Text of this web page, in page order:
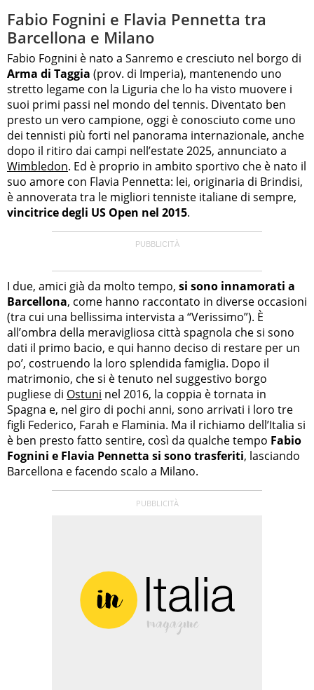
Fabio Fognini e Flavia Pennetta tra
Barcellona e Milano
Fabio Fognini è nato a Sanremo e cresciuto nel borgo di
Arma di Taggia (prov. di Imperia), mantenendo uno
stretto legame con la Liguria che lo ha visto muovere i
suoi primi passi nel mondo del tennis. Diventato ben
presto un vero campione, oggi è conosciuto come uno
dei tennisti più forti nel panorama internazionale, anche
dopo il ritiro dai campi nell’estate 2025, annunciato a
Wimbledon. Ed è proprio in ambito sportivo che è nato il
suo amore con Flavia Pennetta: lei, originaria di Brindisi,
è annoverata tra le migliori tenniste italiane di sempre,
vincitrice degli US Open nel 2015.
I due, amici già da molto tempo, si sono innamorati a
Barcellona, come hanno raccontato in diverse occasioni
(tra cui una bellissima intervista a “Verissimo”). È
all’ombra della meravigliosa città spagnola che si sono
dati il primo bacio, e qui hanno deciso di restare per un
po’, costruendo la loro splendida famiglia. Dopo il
matrimonio, che si è tenuto nel suggestivo borgo
pugliese di Ostuni nel 2016, la coppia è tornata in
Spagna e, nel giro di pochi anni, sono arrivati i loro tre
figli Federico, Farah e Flaminia. Ma il richiamo dell’Italia si
è ben presto fatto sentire, così da qualche tempo Fabio
Fognini e Flavia Pennetta si sono trasferiti, lasciando
Barcellona e facendo scalo a Milano.